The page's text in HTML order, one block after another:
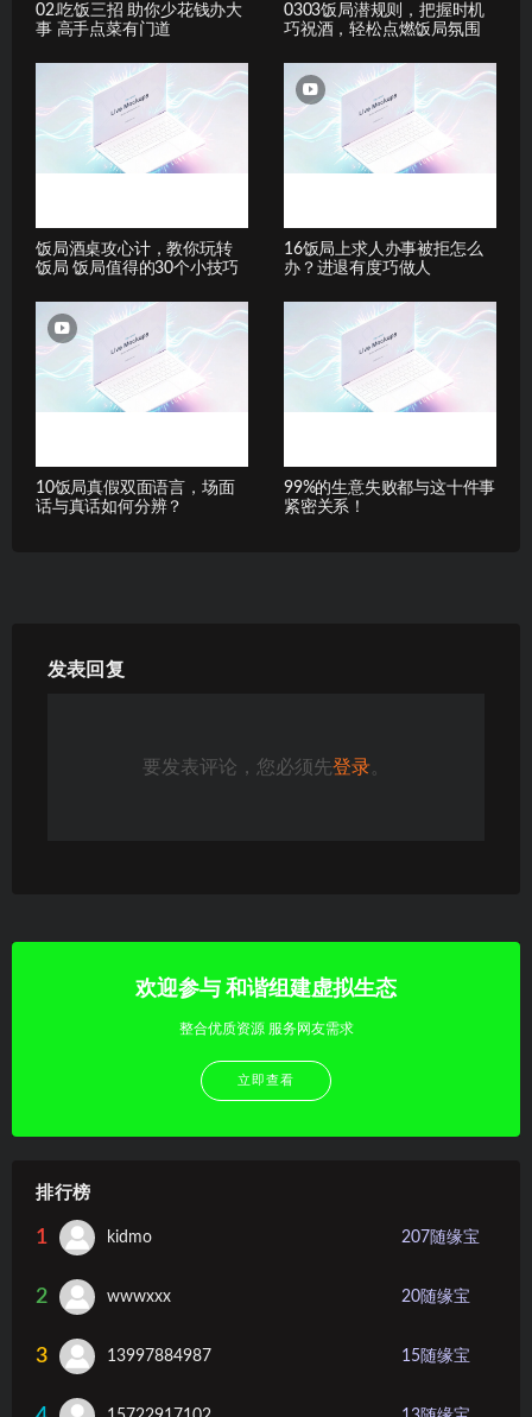
02.吃饭三招 助你少花钱办大
事 高手点菜有门道
0303饭局潜规则，把握时机
巧祝酒，轻松点燃饭局氛围
饭局酒桌攻心计，教你玩转
饭局 饭局值得的30个小技巧
16饭局上求人办事被拒怎么
办？进退有度巧做人
10饭局真假双面语言，场面
话与真话如何分辨？
99%的生意失败都与这十件事
紧密关系！
发表回复
要发表评论，您必须先登录。
欢迎参与 和谐组建虚拟生态
整合优质资源 服务网友需求
立即查看
排行榜
1 kidmo 207 随缘宝
2 wwwxxx 20随缘宝
3 13997884987 15随缘宝